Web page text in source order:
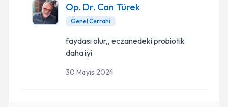
Op. Dr. Can Türek
Genel Cerrahi
faydası olur,, eczanedeki probiotik
daha iyi
30 Mayıs 2024